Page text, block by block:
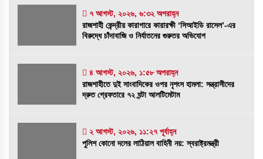
রাজশাহী কেন্দ্রীয় কারাগারে কারারক্ষী ‘সিআইডি রাসেল’-
৭ আগস্ট, ২০২৬, ৬:৩২ অপরাহ্ন
রাজশাহীতে দুই সাংবাদিকের ওপর নৃশংস হামলা:
পুলিশ কোনো দলের লাঠিয়াল বাহিনী নয়: স্বরাষ্ট্রমন্ত্রী
৭ আগস্ট, ২০২৬, ৬:৩২ অপরাহ্ন
রাজশাহী কেন্দ্রীয় কারাগারে কারারক্ষী ‘সিআইডি রাসেল’-এর
বিরুদ্ধে চাঁদাবাজি ও নির্যাতনের গুরুতর অভিযোগ
৪ আগস্ট, ২০২৬, ১:৫৮ অপরাহ্ন
রাজশাহীতে দুই সাংবাদিকের ওপর নৃশংস হামলা: সন্ত্রাসীদের
দ্রুত গ্রেফতারে ৭২ ঘন্টা আলটিমেটাম
২ আগস্ট, ২০২৬, ১১:২৭ পূর্বাহ্ন
পুলিশ কোনো দলের লাঠিয়াল বাহিনী নয়: স্বরাষ্ট্রমন্ত্রী